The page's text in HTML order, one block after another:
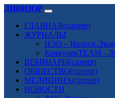
ДИВИЗОР
ГЛАВНАЯ(current)
ЖУРНАЛЫ
НЭО –
КонкуренTEAM -
ВЕБИНАРЫ(current)
ОБЩЕСТВО(current)
МЕДИЦИНА(current)
НОВОСТИ